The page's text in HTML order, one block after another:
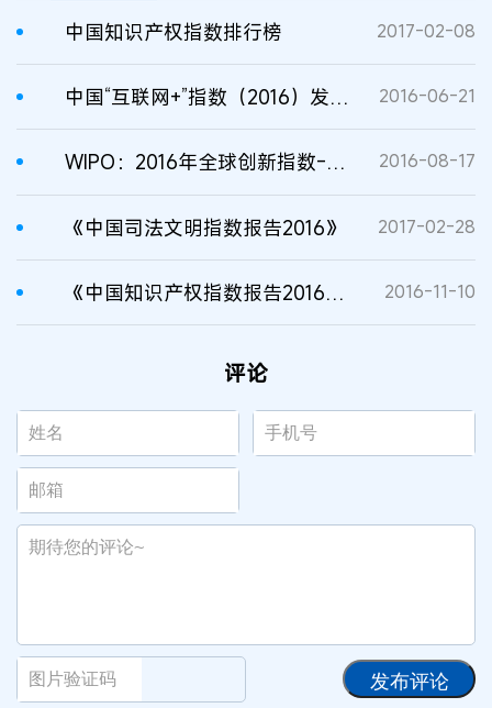
中国知识产权指数排行榜 2017-02-08
中国“互联网+”指数（2016）发布，深度解读数字中国 2016-06-21
WIPO：2016年全球创新指数-中国跻身25强 2016-08-17
《中国司法文明指数报告2016》 2017-02-28
《中国知识产权指数报告2016》连续第8年发布 2016-11-10
评论
发布评论